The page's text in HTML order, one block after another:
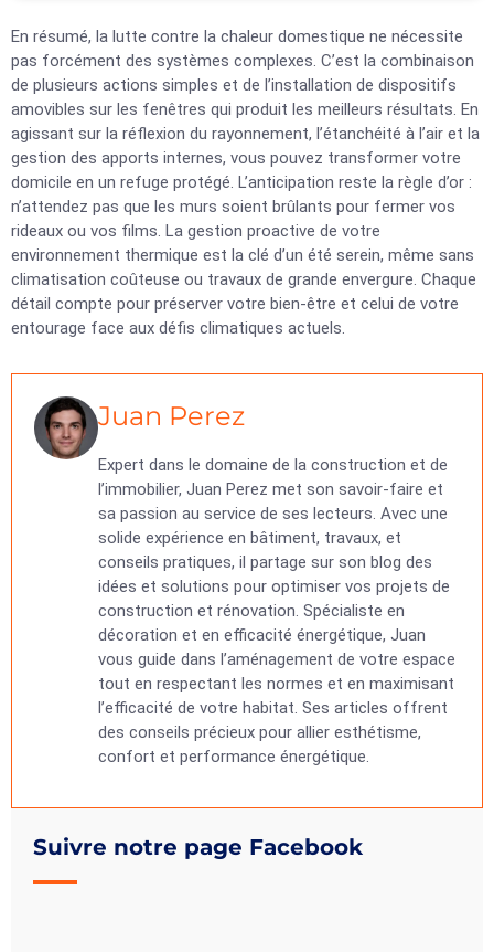
Suivre notre page Facebook
En résumé, la lutte contre la chaleur domestique ne nécessite
pas forcément des systèmes complexes. C’est la combinaison
de plusieurs actions simples et de l’installation de dispositifs
amovibles sur les fenêtres qui produit les meilleurs résultats. En
agissant sur la réflexion du rayonnement, l’étanchéité à l’air et la
gestion des apports internes, vous pouvez transformer votre
domicile en un refuge protégé. L’anticipation reste la règle d’or :
n’attendez pas que les murs soient brûlants pour fermer vos
rideaux ou vos films. La gestion proactive de votre
environnement thermique est la clé d’un été serein, même sans
climatisation coûteuse ou travaux de grande envergure. Chaque
détail compte pour préserver votre bien-être et celui de votre
entourage face aux défis climatiques actuels.
Juan Perez
Expert dans le domaine de la construction et de
l’immobilier, Juan Perez met son savoir-faire et
sa passion au service de ses lecteurs. Avec une
solide expérience en bâtiment, travaux, et
conseils pratiques, il partage sur son blog des
idées et solutions pour optimiser vos projets de
construction et rénovation. Spécialiste en
décoration et en efficacité énergétique, Juan
vous guide dans l’aménagement de votre espace
tout en respectant les normes et en maximisant
l’efficacité de votre habitat. Ses articles offrent
des conseils précieux pour allier esthétisme,
confort et performance énergétique.